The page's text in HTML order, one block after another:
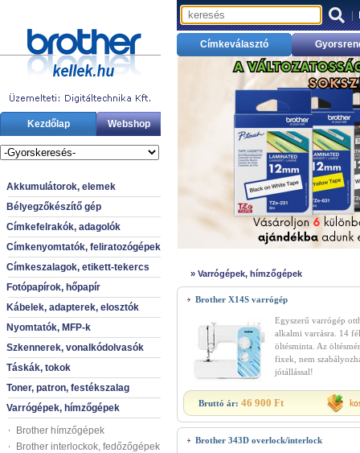
Kezdőlap Webshop
Akkumulátorok, elemek
Bélyegzőkészítő gép
Címkefelrakók, adagolók
Címkenyomtatók, feliratozógépek
Címkeszalagok, etikett-tekercs
Fotópapírok, hőpapír
Kábelek, adapterek, elosztók
Nyomtatók, MFP-k
Szkennerek, vonalkódolvasók
Táskák, tokok
Toner, patron, festékszalag
Varrógépek, hímzőgépek
Brother hímzőgépek
Brother interlockok, fedőzőgépek
|
Címkeválasztó
» Varrógépek, hímzőgépek
Brother X14S varrógép
Egyszerű varrógép
alkalmi varrásra. 14
öltésminta. Az
fixek, nem
jótállással!
Bruttó ár: 46 900 Ft
Brother 343D overlock/interlock